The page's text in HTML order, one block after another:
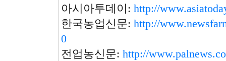
아시아투데이: http://
한국농업신문: http://
0
전업농신문: http://